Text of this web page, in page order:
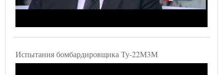
Испытания бомбардировщика Ту-22М3М